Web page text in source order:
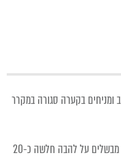
ומניחים בקערה סגורה במקרר
שמים את כל מרכיבי הרוטב בסיר קטן, מבשלים על להבה חלשה כ-20